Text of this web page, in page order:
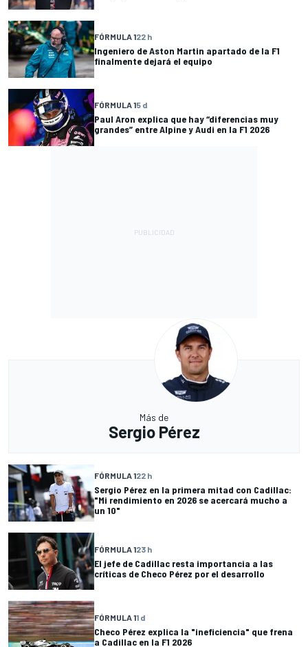
FÓRMULA 122 h
Ingeniero de Aston Martin apartado de la F1
finalmente dejará el equipo
FÓRMULA 15 d
Paul Aron explica que hay “diferencias muy
grandes” entre Alpine y Audi en la F1 2026
Más de
Sergio Pérez
FÓRMULA 122 h
Sergio Pérez en la primera mitad con Cadillac:
"Mi rendimiento en 2026 se acercará mucho a
un 10"
FÓRMULA 123 h
El jefe de Cadillac resta importancia a las
críticas de Checo Pérez por el desarrollo
FÓRMULA 11 d
Checo Pérez explica la "ineficiencia" que frena
a Cadillac en la F1 2026